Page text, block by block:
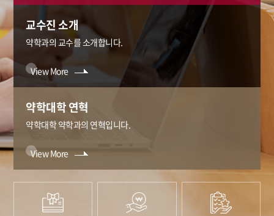
교수진 소개
약학과의 교수를 소개합니다.
View More
약학대학 연혁
약학대학 약학과의 연혁입니다.
View More